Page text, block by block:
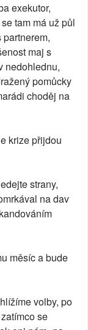
exekutor,
tam má už půl
maj s
nedohlednu,
pomůcky
choděj na
krize přijdou
strany,
na dav
měsíc a bude
volby, po
se